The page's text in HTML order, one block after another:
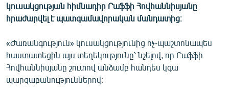
ՏԵՍԱՆՅՈՒԹԵՐ
ՁԳՏԵԼՈՎ ԼԱՎԱԳՈՒՅՆԻՆ
ՓՈԴՔԱՍԹ
կուսակցության հիմնադիր Րաֆֆի Հովհաննիսյանը
հրաժարվել է պատգամավորական մանդատից։
«Ժառանգություն» կուսակցությունից ոչ-պաշտոնապես
հաստատեցին այս տեղեկությունը՝ նշելով, որ Րաֆֆի
Հովհաննիսյանը շուտով անձամբ հանդես կգա
պարզաբանություններով։